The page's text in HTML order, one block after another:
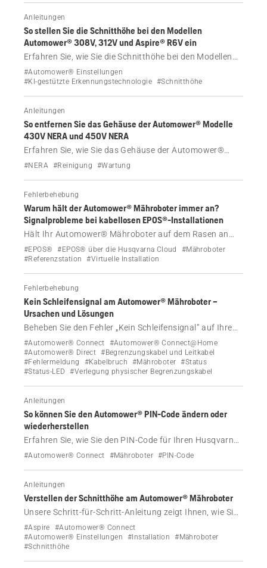
Anleitungen
So stellen Sie die Schnitthöhe bei den Modellen
Automower® 308V, 312V und Aspire® R6V ein
Erfahren Sie, wie Sie die Schnitthöhe bei den Modellen
Automower® 308V, 312V und Aspire® R6V einstellen.
#Automower® Einstellungen
#KI-gestützte Erkennungstechnologie #Schnitthöhe
Anleitungen
So entfernen Sie das Gehäuse der Automower® Modelle
430V NERA und 450V NERA
Erfahren Sie, wie Sie das Gehäuse der Automower®
Modelle 430V NERA und 450V NERA, z. B. zu
#NERA #Reinigung #Wartung
Fehlerbehebung
Warum hält der Automower® Mähroboter immer an?
Signalprobleme bei kabellosen EPOS®-Installationen
Hält Ihr Automower® Mähroboter auf dem Rasen an
und zeigt „Keine Korrekturdaten verfügbar“ oder „Suche
nach Satelliten“ an? Finden Sie heraus, wie Sie Probleme
#EPOS® #EPOS® über die Husqvarna Cloud
#Mähroboter
#Referenzstation
#Virtuelle Installation
Fehlerbehebung
Kein Schleifensignal am Automower® Mähroboter –
Ursachen und Lösungen
Beheben Sie den Fehler „Kein Schleifensignal“ auf Ihrem
Automower® Mähroboter. Wenn Ihre Ladestation blau
blinkt oder andere LED-Anzeigelampen leuchten, finden
Sie anhand dieser Anleitung die Ursache und
schrittweise Lösungen.
#Automower® Connect
#Automower® Connect@Home
#Automower® Direct #Begrenzungskabel und Leitkabel
#Fehlermeldung
#Kabelbruch #Mähroboter
#Status
#Status-LED
#Verlegung physischer Begrenzungskabel
Anleitungen
So können Sie den Automower® PIN-Code ändern oder
wiederherstellen
Erfahren Sie, wie Sie den PIN-Code für Ihren Husqvarna
Automower® Mähroboter ändern und wiederherstellen
#Automower® Connect #Mähroboter #PIN-Code
Anleitungen
Verstellen der Schnitthöhe am Automower® Mähroboter
Unsere Schritt-für-Schritt-Anleitung zeigt Ihnen, wie Sie
die Schnitthöhe Ihres Husqvarna Automower®
Mähroboters verstellen können, und gibt Tipps zur
Fehlerbehebung und TargetHeight-Funktion.
#Aspire
#Automower® Connect
#Automower® Einstellungen
#Installation
#Mähroboter
#Schnitthöhe